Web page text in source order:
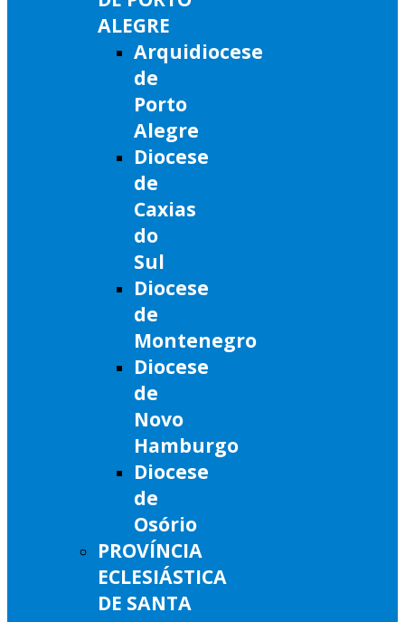
ALEGRE
Arquidiocese
de
Porto
Alegre
Diocese
de
Caxias
do
Sul
Diocese
de
Montenegro
Diocese
de
Novo
Hamburgo
Diocese
de
Osório
PROVÍNCIA
ECLESIÁSTICA
DE SANTA